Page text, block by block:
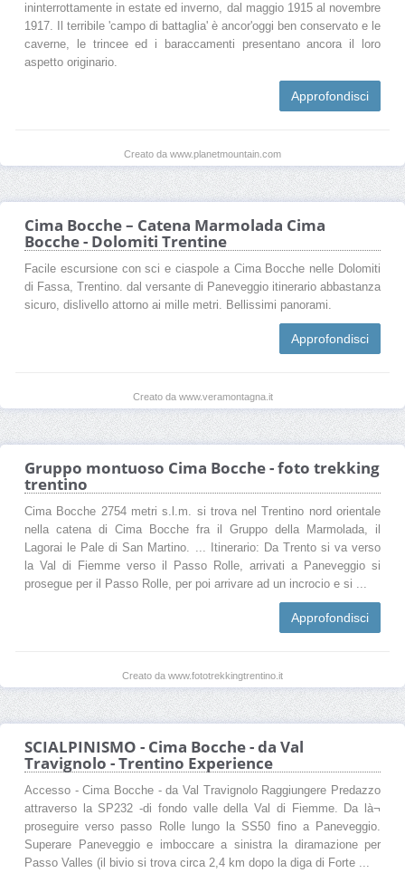
ininterrottamente in estate ed inverno, dal maggio 1915 al novembre
1917. Il terribile 'campo di battaglia' è ancor'oggi ben conservato e le
caverne, le trincee ed i baraccamenti presentano ancora il loro
aspetto originario.
Approfondisci
Creato da www.planetmountain.com
Cima Bocche – Catena Marmolada Cima
Bocche - Dolomiti Trentine
Facile escursione con sci e ciaspole a Cima Bocche nelle Dolomiti
di Fassa, Trentino. dal versante di Paneveggio itinerario abbastanza
sicuro, dislivello attorno ai mille metri. Bellissimi panorami.
Approfondisci
Creato da www.veramontagna.it
Gruppo montuoso Cima Bocche - foto trekking
trentino
Cima Bocche 2754 metri s.l.m. si trova nel Trentino nord orientale
nella catena di Cima Bocche fra il Gruppo della Marmolada, il
Lagorai le Pale di San Martino. ... Itinerario: Da Trento si va verso
la Val di Fiemme verso il Passo Rolle, arrivati a Paneveggio si
prosegue per il Passo Rolle, per poi arrivare ad un incrocio e si ...
Approfondisci
Creato da www.fototrekkingtrentino.it
SCIALPINISMO - Cima Bocche - da Val
Travignolo - Trentino Experience
Accesso - Cima Bocche - da Val Travignolo Raggiungere Predazzo
attraverso la SP232 -di fondo valle della Val di Fiemme. Da là¬
proseguire verso passo Rolle lungo la SS50 fino a Paneveggio.
Superare Paneveggio e imboccare a sinistra la diramazione per
Passo Valles (il bivio si trova circa 2,4 km dopo la diga di Forte ...